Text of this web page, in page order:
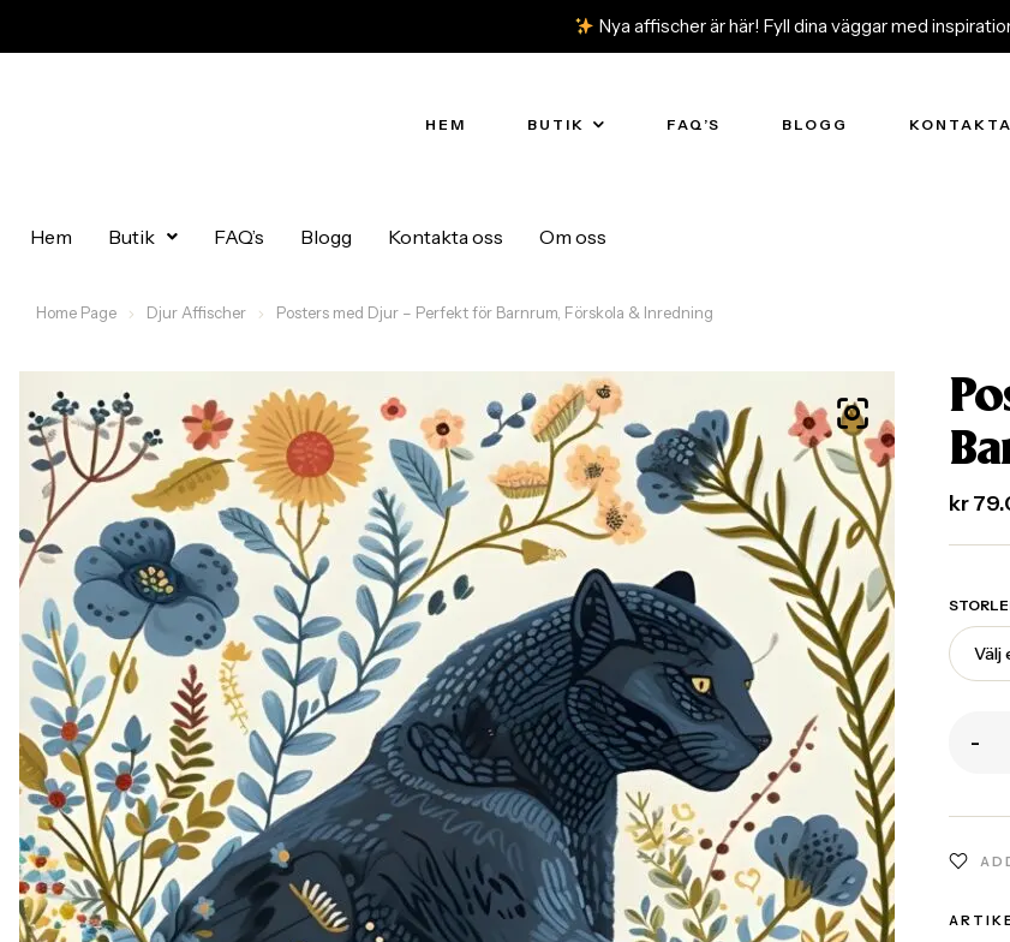
Nya affischer är här! Fyll dina väggar med
HEM BUTIK FAQ’S BLOGG
Hem Butik FAQ’s Blogg Kontakta oss Om oss
Home Page Djur Affischer Posters med Djur – Perfekt för Barnrum, Förskola & Inredning
kr
-